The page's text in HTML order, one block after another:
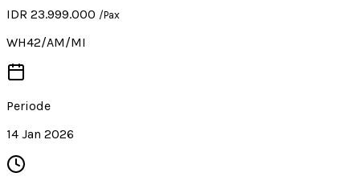
IDR 23.999.000 /Pax
WH42/AM/MI
Periode
14 Jan 2026